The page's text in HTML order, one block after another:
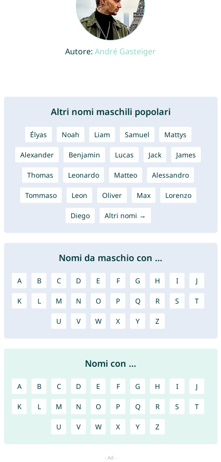
Autore: André Gasteiger
Altri nomi maschili popolari
Élyas Noah Liam Samuel Mattys
Alexander Benjamin Lucas Jack James
Thomas Leonardo Matteo Alessandro
Tommaso Leon Oliver Max Lorenzo
Diego Altri nomi →
Nomi da maschio con ...
A B C D E F G H I J
K L M N O P Q R S T
U V W X Y Z
Nomi con ...
A B C D E F G H I J
K L M N O P Q R S T
U V W X Y Z